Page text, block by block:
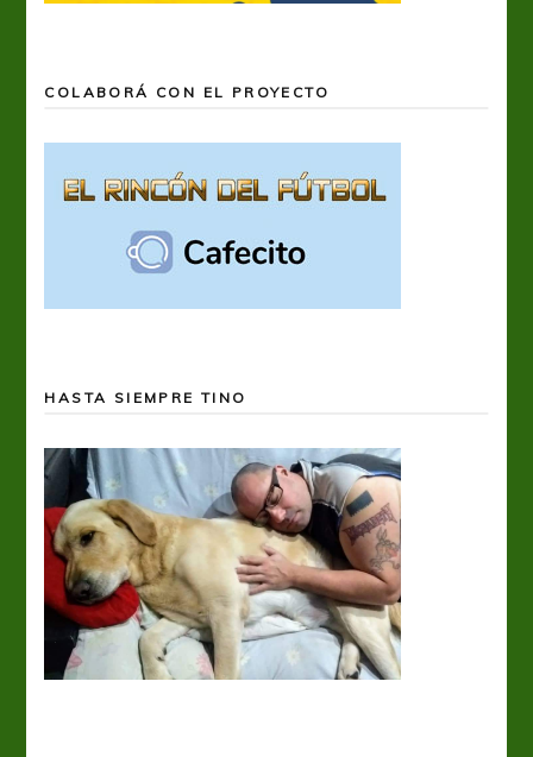
COLABORÁ CON EL PROYECTO
HASTA SIEMPRE TINO